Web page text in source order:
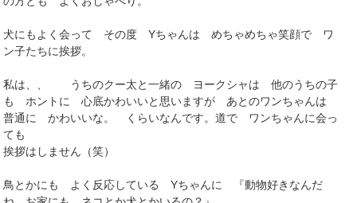
犬にもよく会って その度 Yちゃんは めちゃめちゃ笑顔で ワ
ン子たちに挨拶。
私は、、 うちのクー太と一緒の ヨークシャは 他のうちの子
も ホントに 心底かわいいと思いますが あとのワンちゃんは
普通に かわいいな。 くらいなんです。道で ワンちゃんに会っ
ても
挨拶はしません（笑）
鳥とかにも よく反応している Yちゃんに 『動物好きなんだ